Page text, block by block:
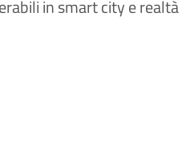
in smart city e